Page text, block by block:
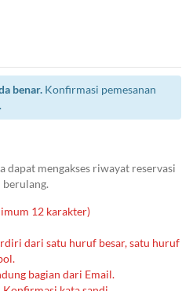
benar. Konfirmasi pemesanan
dapat mengakses riwayat reservasi
berulang.
12 karakter)
dari satu huruf besar, satu huruf
bagian dari Email.